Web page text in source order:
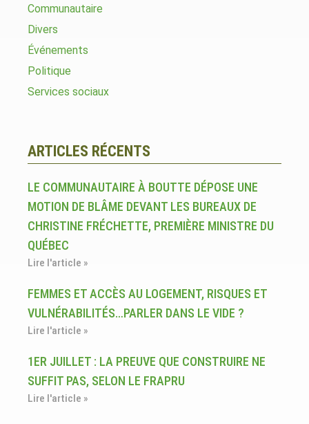
Communautaire
Divers
Événements
Politique
Services sociaux
ARTICLES RÉCENTS
LE COMMUNAUTAIRE À BOUTTE DÉPOSE UNE
MOTION DE BLÂME DEVANT LES BUREAUX DE
CHRISTINE FRÉCHETTE, PREMIÈRE MINISTRE DU
QUÉBEC
Lire l'article »
FEMMES ET ACCÈS AU LOGEMENT, RISQUES ET
VULNÉRABILITÉS…PARLER DANS LE VIDE ?
Lire l'article »
1ER JUILLET : LA PREUVE QUE CONSTRUIRE NE
SUFFIT PAS, SELON LE FRAPRU
Lire l'article »